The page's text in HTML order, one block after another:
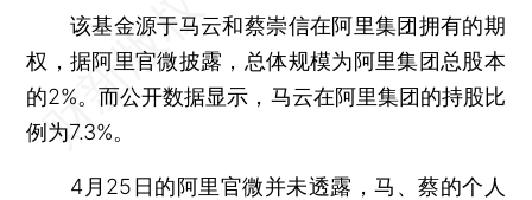
该基金源于马云和蔡崇信在阿里集团拥有的期
权，据阿里官微披露，总体规模为阿里集团总股本
的2%。而公开数据显示，马云在阿里集团的持股比
例为7.3%。
4月25日的阿里官微并未透露，马、蔡的个人